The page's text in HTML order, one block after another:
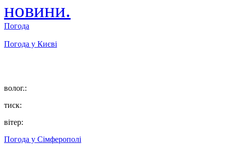
Погода
Погода у Києві
волог.:
тиск:
вітер:
Погода у Сімферополі